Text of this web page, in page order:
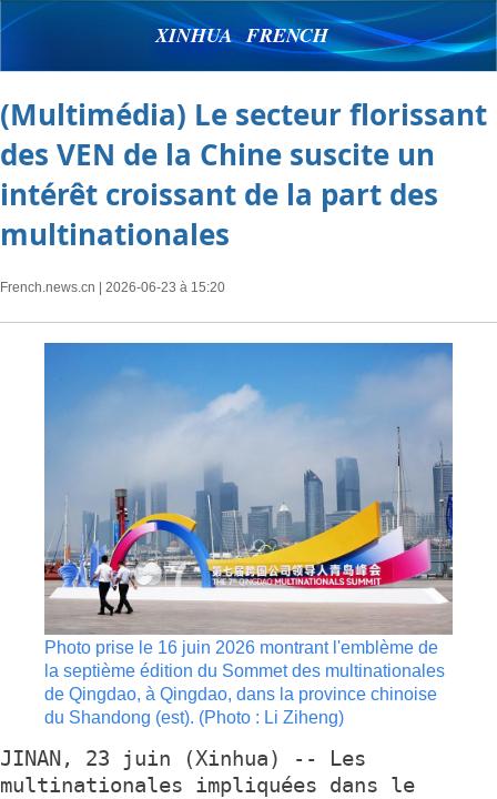
XINHUA FRENCH
(Multimédia) Le secteur florissant
des VEN de la Chine suscite un
intérêt croissant de la part des
multinationales
French.news.cn | 2026-06-23 à 15:20
Photo prise le 16 juin 2026 montrant l'emblème de
la septième édition du Sommet des multinationales
de Qingdao, à Qingdao, dans la province chinoise
du Shandong (est). (Photo : Li Ziheng)
JINAN, 23 juin (Xinhua) -- Les
multinationales impliquées dans le